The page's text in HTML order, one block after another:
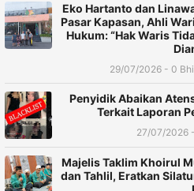
Eko Hartanto dan
Pasar Kapasan, Ahli
Hukum: “Hak Waris
29/07/2026 - 0
Penyidik Abaikan
Terkait Laporan
27/07/2026
Majelis Taklim Khoirul
dan Tahlil, Eratkan